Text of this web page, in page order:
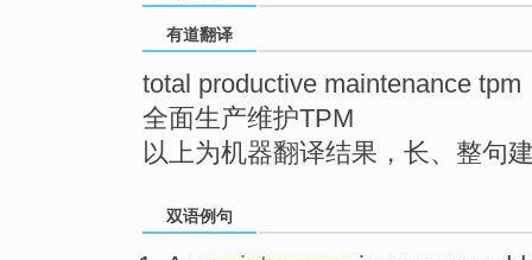
有道翻译
total productive maintenance tpm
全面生产维护TPM
以上为机器翻译结果，长、整句
双语例句